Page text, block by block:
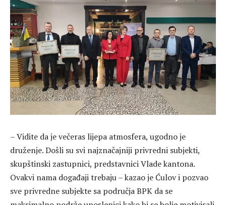
– Vidite da je večeras lijepa atmosfera, ugodno je
druženje. Došli su svi najznačajniji privredni subjekti,
skupštinski zastupnici, predstavnici Vlade kantona.
Ovakvi nama događaji trebaju – kazao je Ćulov i pozvao
sve privredne subjekte sa područja BPK da se